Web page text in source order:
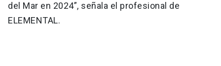
del Mar en 2024”, señala el profesional de
ELEMENTAL.